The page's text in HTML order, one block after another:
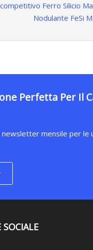
Ferro Silicio
Nodulante FeSi
Perfetta Per Il
mensile per le